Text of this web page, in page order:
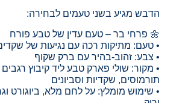
הדבש מגיע בשני טעמים לבחירה:
🌼 פרחי בר – טעם עדין של טבע פורח
• טעם: מתיקות רכה עם נגיעות של
• צבע: זהוב-בהיר עם ברק שקוף
• מקור: שולי פארק טבע ליד קיבוץ
תורמוסים, שקדיות וסביונים
• שימוש מומלץ: על לחם מלא, ביוגורט